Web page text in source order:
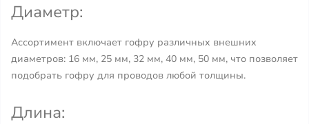
Диаметр:
Ассортимент включает гофру различных внешних
диаметров: 16 мм, 25 мм, 32 мм, 40 мм, 50 мм, что позволяет
подобрать гофру для проводов любой толщины.
Длина: